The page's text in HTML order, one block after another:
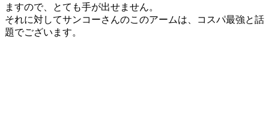
ますので、とても手が出せません。
それに対してサンコーさんのこのアームは、コスパ最強と話
題でございます。